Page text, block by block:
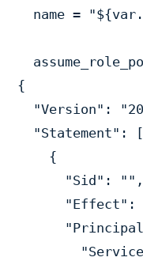
name =
{
"Version":
"Statement": [
{
"Sid": "",
"Effect":
"Service":